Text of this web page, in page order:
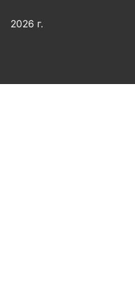
2026 г.